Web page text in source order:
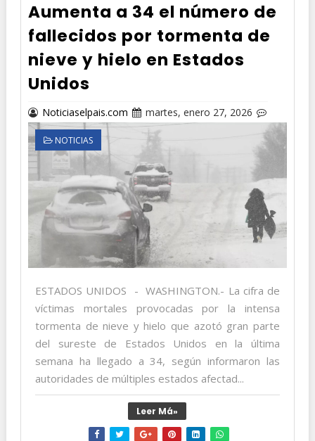
Aumenta a 34 el número de
fallecidos por tormenta de
nieve y hielo en Estados
Unidos
Noticiaselpais.com martes, enero 27, 2026
NOTICIAS
ESTADOS UNIDOS - WASHINGTON.- La cifra de
víctimas mortales provocadas por la intensa
tormenta de nieve y hielo que azotó gran parte
del sureste de Estados Unidos en la última
semana ha llegado a 34, según informaron las
autoridades de múltiples estados afectad...
Leer Má»